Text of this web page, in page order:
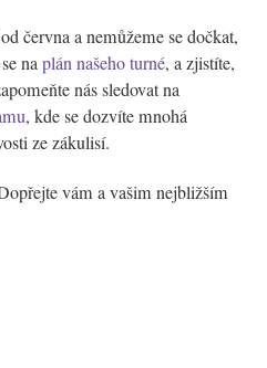
června a nemůžeme se dočkat,
naplán našeho turné, a zjistíte,
nás sledovat na
, kde se dozvíte mnohá
ze zákulisí.
vám a vašim nejbližším